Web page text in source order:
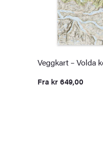
Veggkart – Volda
Fra kr649,00